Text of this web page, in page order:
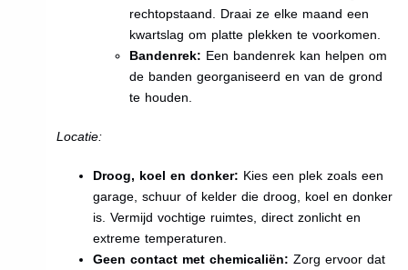
rechtopstaand. Draai ze elke maand een
kwartslag om platte plekken te voorkomen.
Bandenrek: Een bandenrek kan helpen om
de banden georganiseerd en van de grond
te houden.
Locatie:
Droog, koel en donker: Kies een plek zoals een
garage, schuur of kelder die droog, koel en donker
is. Vermijd vochtige ruimtes, direct zonlicht en
extreme temperaturen.
Geen contact met chemicaliën: Zorg ervoor dat